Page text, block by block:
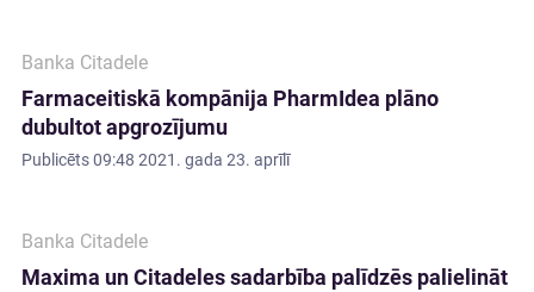
Banka Citadele
Farmaceitiskā kompānija PharmIdea plāno
dubultot apgrozījumu
Publicēts09:48 2021. gada 23. aprīlī
Banka Citadele
Maxima un Citadeles sadarbība palīdzēs palielināt